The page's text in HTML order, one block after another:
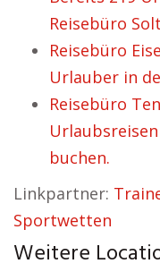
Reisebüro
Reisebüro
Urlauber in
Reisebüro
buchen.
Linkpartner:
Sportwetten
Weitere